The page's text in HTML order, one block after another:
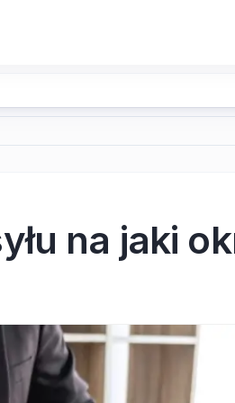
na jaki